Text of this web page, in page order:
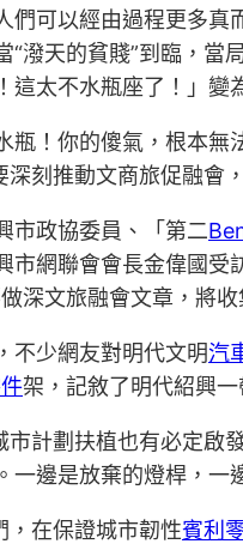
們可以經由過程更多
“潑天的貧賤”到臨，當
太不水瓶座了！」變
瓶！你的傻氣，根本無
深刻推動文商旅促融會
市政協委員、「第二
市網聯會會長金偉國受
深文旅融會文章，將
不少網友對明代文明汽
架，記敘了明代紹興
市計劃扶植也有必定啟
一邊是放棄的燈桿，一
，在保證城市韌性賓利